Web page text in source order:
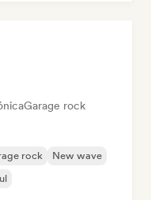
Garage rock
rock
New wave